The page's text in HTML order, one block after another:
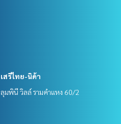
เสรีไทย-นิด้า
ลุมพินี วิลล์ รามคำแหง 60/2